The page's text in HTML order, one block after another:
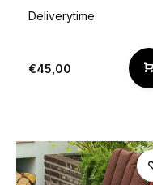
Deliverytime
€45,00